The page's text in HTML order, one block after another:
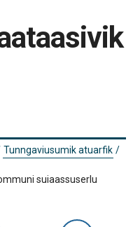
Tunngaviusumik atuarfik /
suiaassuserlu